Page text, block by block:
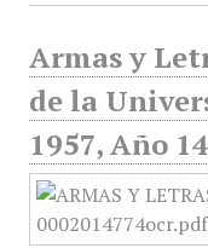
Armas y
de la
1957, Año